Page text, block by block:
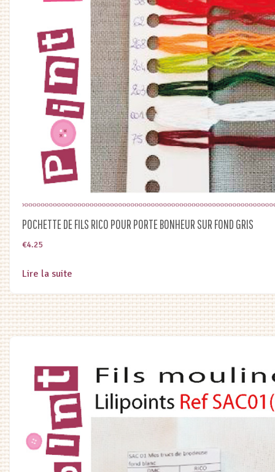
POCHETTE DE FILS RICO POUR PORTE BONHEUR SUR FOND GRIS
€4.25
Lire la suite